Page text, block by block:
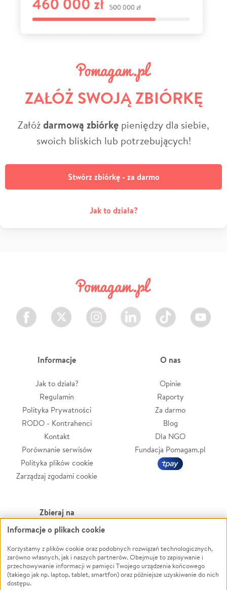
ZAŁÓŻ SWOJĄ ZBIÓRKĘ
Załóżdarmową zbiórkę pieniędzy dla siebie,
swoich bliskich lub potrzebujących!
Stwórz zbiórkę - za darmo
Jak to działa?
Facebook Twitter Instagram LinkedIn TikTok Youtube
Informacje
Jak to działa?
Regulamin
Polityka Prywatności
RODO - Kontrahenci
Kontakt
Porównanie serwisów
Polityka plików cookie
Zarządzaj zgodami cookie
O nas
Opinie
Raporty
Za darmo
Blog
Dla NGO
Fundacja Pomagam.pl
Zbieraj na
Leczenie
Zwierzęta
Pożar
Ukraina
Powódź
Wichura
NGO
Informacje o plikach cookie
Korzystamy z plików cookie oraz podobnych rozwiązań technologicznych,
zarówno własnych, jak i naszych partnerów. Obejmuje to zapisywanie i
przechowywanie informacji w pamięci Twojego urządzenia końcowego
(takiego jak np. laptop, tablet, smartfon) oraz późniejsze uzyskiwanie do nich
dostępu.